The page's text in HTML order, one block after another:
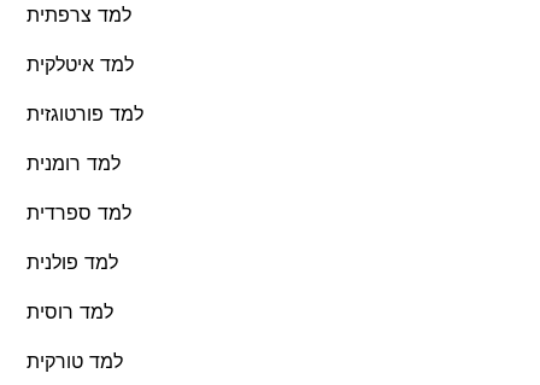
למד צרפתית
למד איטלקית
למד פורטוגזית
למד רומנית
למד ספרדית
למד פולנית
למד רוסית
למד טורקית